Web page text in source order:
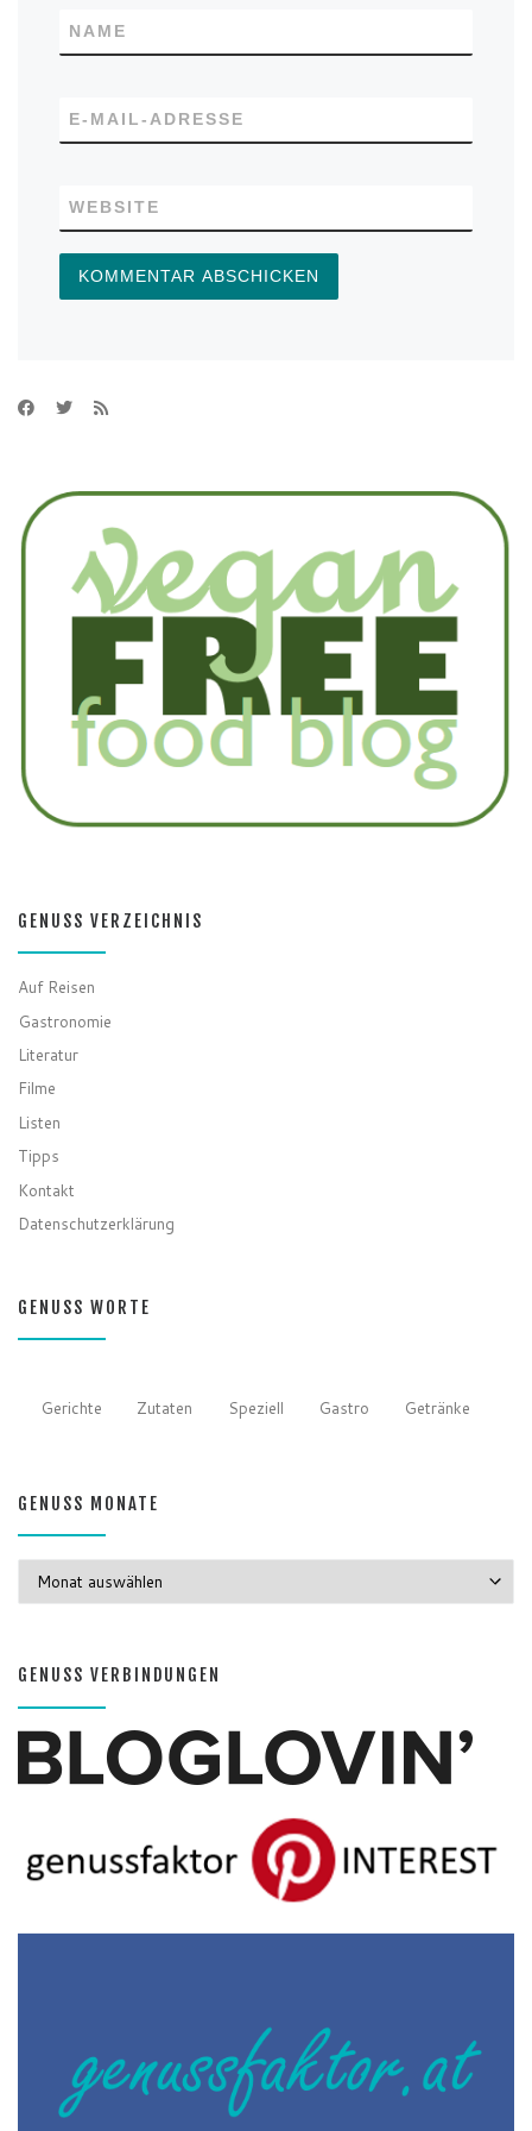
NAME
E-MAIL-ADRESSE
WEBSITE
GENUSS VERZEICHNIS
Auf Reisen
Gastronomie
Literatur
Filme
Listen
Tipps
Kontakt
Datenschutzerklärung
GENUSS WORTE
Gerichte Zutaten Speziell Gastro Getränke
GENUSS MONATE
GENUSS VERBINDUNGEN